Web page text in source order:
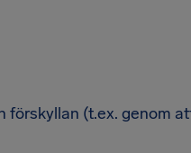
förskyllan (t.ex. genom